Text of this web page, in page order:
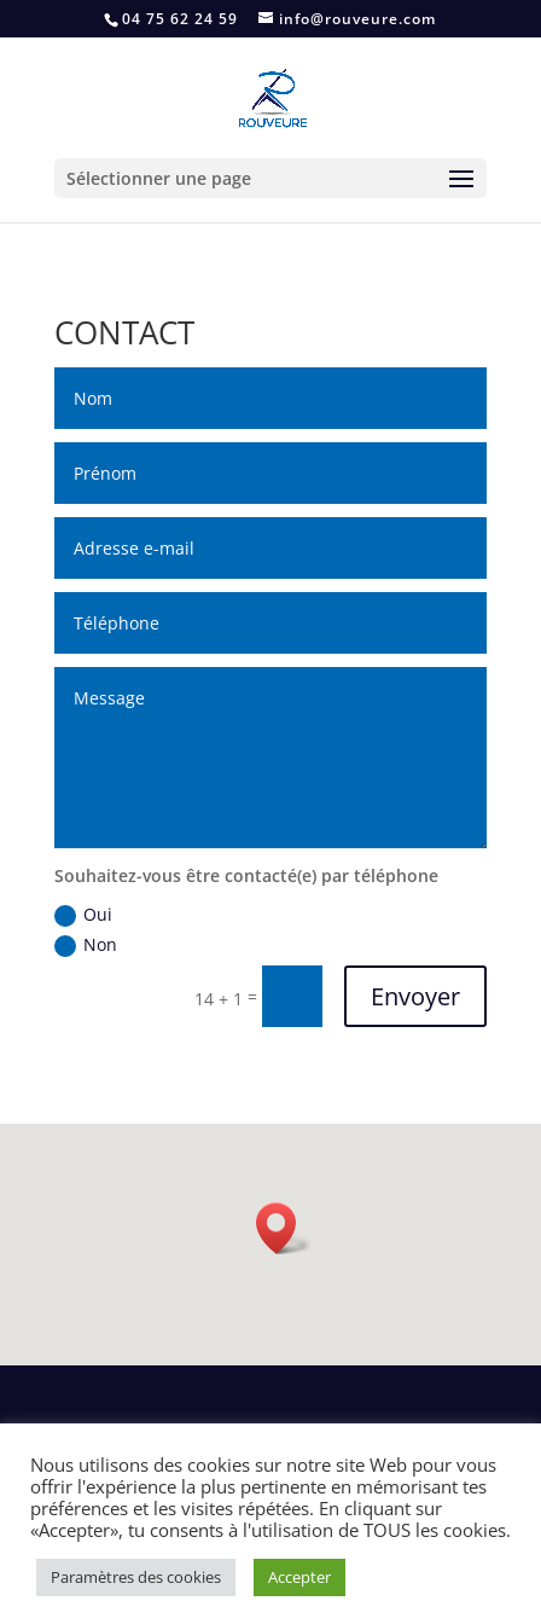
04 75 62 24 59 info@rouveure.com
Sélectionner une page
CONTACT
Souhaitez-vous être contacté(e) par téléphone
Oui
Non
14 + 1 = Envoyer
Nous utilisons des cookies sur notre site Web pour vous
offrir l'expérience la plus pertinente en mémorisant tes
préférences et les visites répétées. En cliquant sur
«Accepter», tu consents à l'utilisation de TOUS les cookies.
Paramètres des cookies Accepter